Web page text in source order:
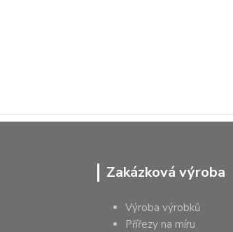
Zakázková výroba
Výroba výrobků
Přířezy na míru